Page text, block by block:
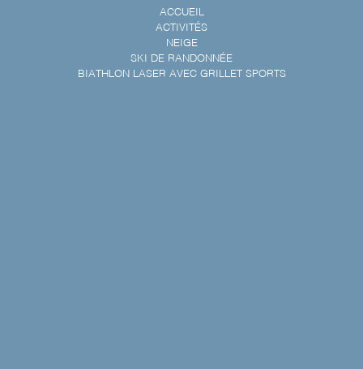
ACCUEIL
ACTIVITÉS
NEIGE
SKI DE RANDONNÉE
BIATHLON LASER AVEC GRILLET SPORTS